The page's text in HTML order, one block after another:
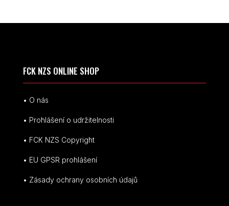
FCK NZS ONLINE SHOP
• O nás
• Prohlášení o udržitelnosti
• FCK NZS Copyright
• EU GPSR prohlášení
• Zásady ochrany osobních údajů